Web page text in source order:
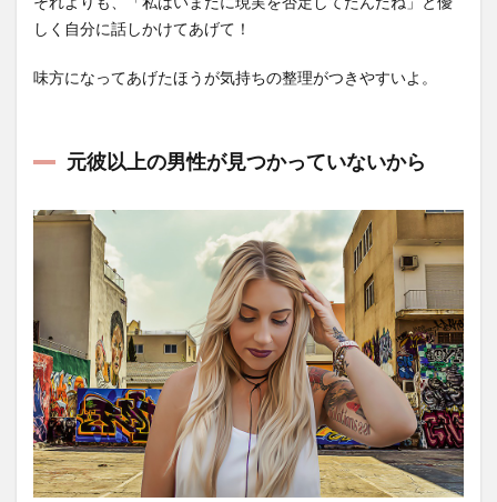
しく自分に話しかけてあげて！
味方になってあげたほうが気持ちの整理がつきやすいよ。
元彼以上の男性が見つかっていないから